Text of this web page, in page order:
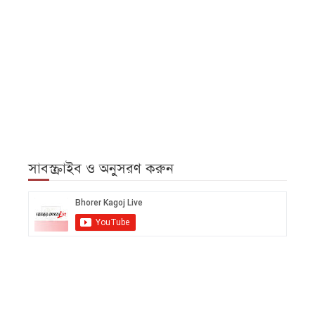
সাবস্ক্রাইব ও অনুসরণ করুন